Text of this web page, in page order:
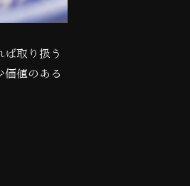
取り扱う
値のある